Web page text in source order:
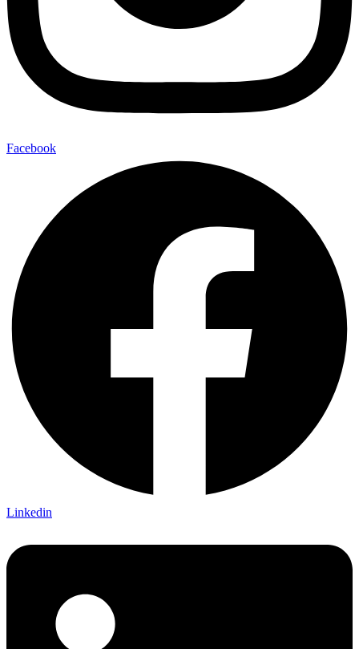
Facebook
Linkedin